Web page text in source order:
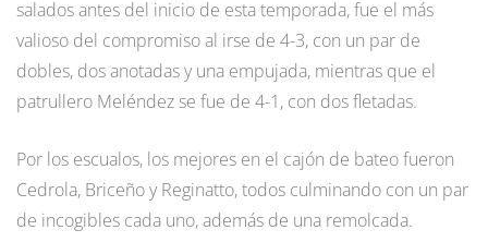
salados antes del inicio de esta temporada, fue el más
valioso del compromiso al irse de 4-3, con un par de
dobles, dos anotadas y una empujada, mientras que el
patrullero Meléndez se fue de 4-1, con dos fletadas.
Por los escualos, los mejores en el cajón de bateo fueron
Cedrola, Briceño y Reginatto, todos culminando con un par
de incogibles cada uno, además de una remolcada.